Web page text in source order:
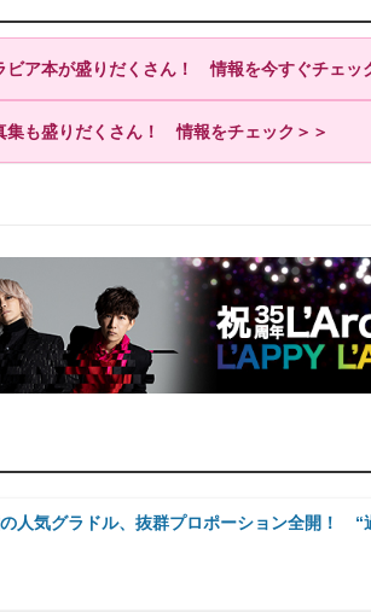
ビア本が盛りだくさん！ 情報を今すぐチェッ
集も盛りだくさん！ 情報をチェック＞＞
の人気グラドル、抜群プロポーション全開！ “